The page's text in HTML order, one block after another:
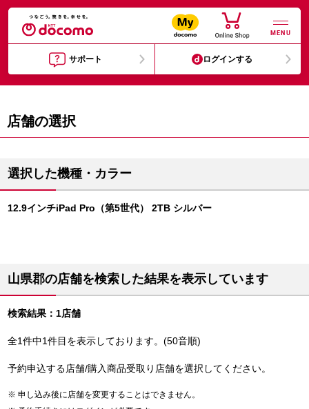
MENU
サポート ログインする
店舗の選択
選択した機種・カラー
12.9インチiPad Pro（第5世代） 2TB シルバー
山県郡の店舗を検索した結果を表示しています
検索結果：1店舗
全1件中1件目を表示しております。(50音順)
予約申込する店舗/購入商品受取り店舗を選択してください。
申し込み後に店舗を変更することはできません。